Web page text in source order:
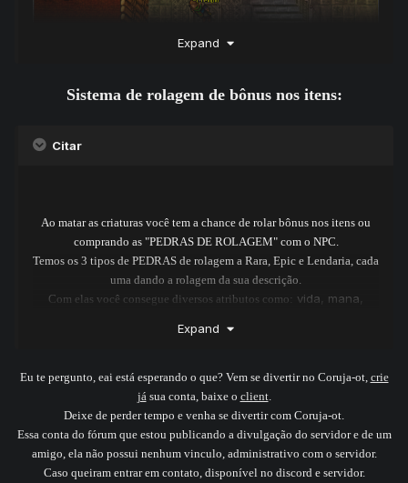
Expand
Sistema de rolagem de bônus nos itens:
Citar
Ao matar as criaturas você tem a chance de rolar bônus nos itens ou
comprando as "PEDRAS DE ROLAGEM" com o NPC.
Temos os 3 tipos de PEDRAS de rolagem a Rara, Epic e Lendaria, cada
uma dando a rolagem da sua descrição.
Com elas você consegue diversos atributos como: vida, mana,
outros, assim, tornando seus equipamentos únicos e bons
Possível rolar três slots de atributos, dependera da sua sorte, stones
para rolagens:
- Rolagem Rara
- Rolagem Epica
- Rolagem Lendaria
Expand
Eu te pergunto, eai está esperando o que? Vem se divertir no Coruja-ot, crie
jásua conta, baixe o client.
Deixe de perder tempo e venha se divertir com Coruja-ot.
Essa conta do fórum que estou publicando a divulgação do servidor e de um
amigo, ela não possui nenhum vinculo, administrativo com o servidor.
Caso queiram entrar em contato, disponível no discord e servidor.